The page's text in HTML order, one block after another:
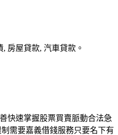
房屋貸款, 汽車貸款。
快速掌握股票買賣脈動合法急
需要嘉義借錢服務只要名下有